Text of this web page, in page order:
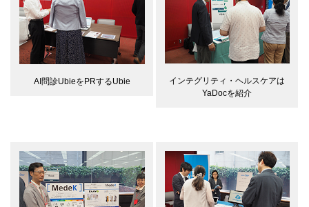
AI問診UbieをPRするUbie
インテグリティ・ヘルスケアは
YaDocを紹介